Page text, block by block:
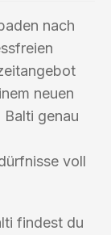
nach
neuen
genau
voll
findest du